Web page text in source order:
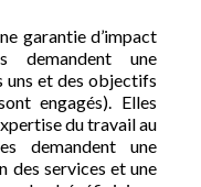
garantie d’impact
demandent une
uns et des objectifs
engagés). Elles
du travail au
demandent une
des services et une